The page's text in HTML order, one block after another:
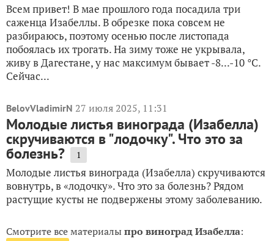
Всем привет! В мае прошлого года посадила три
саженца Изабеллы. В обрезке пока совсем не
разбираюсь, поэтому осенью после листопада
побоялась их трогать. На зиму тоже не укрывала,
живу в Дагестане, у нас максимум бывает -8...-10 °C.
Сейчас...
BelovVladimirN 27 июля 2025, 11:31
Молодые листья винограда (Изабелла)
скручиваются в "лодочку". Что это за
болезнь? 1
Молодые листья винограда (Изабелла) скручиваются
вовнутрь, в «лодочку». Что это за болезнь? Рядом
растущие кусты не подвержены этому заболеванию.
Смотрите все материалыпро виноград Изабелла: